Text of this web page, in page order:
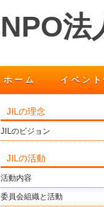
NPO法
ホーム イベント
JILの理念
JILのビジョン
JILの活動
活動内容
委員会組織と活動